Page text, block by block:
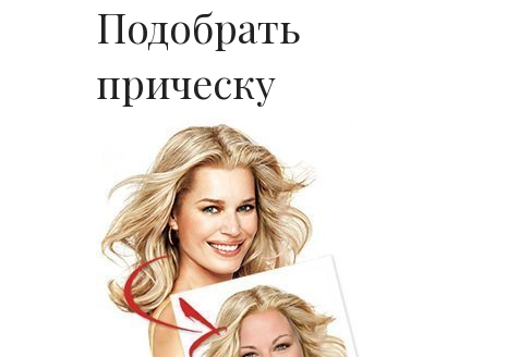
Подобрать
прическу